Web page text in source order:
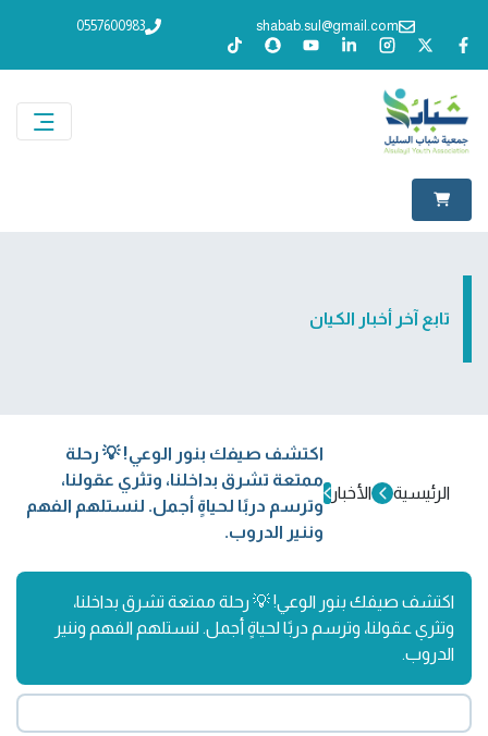
shabab.sul@gmail.com
0557600983
تابع آخر أخبار الكيان
الرئيسية الأخبار
اكتشف صيفك بنور الوعي! 💡 رحلة
ممتعة تشرق بداخلنا، وتثري عقولنا،
وترسم دربًا لحياةٍ أجمل. لنستلهم الفهم
وننير الدروب.
اكتشف صيفك بنور الوعي! 💡 رحلة ممتعة تشرق بداخلنا،
وتثري عقولنا، وترسم دربًا لحياةٍ أجمل. لنستلهم الفهم وننير
الدروب.